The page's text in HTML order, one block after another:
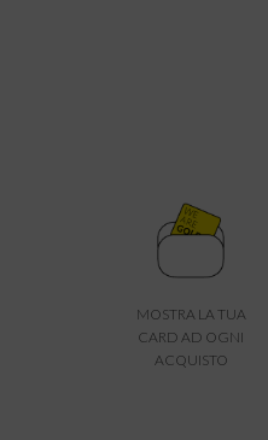
MOSTRA LA TUA
CARD AD OGNI
ACQUISTO